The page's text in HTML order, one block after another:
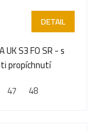
DETAIL
S3 FO SR - s
propíchnutí
47 48